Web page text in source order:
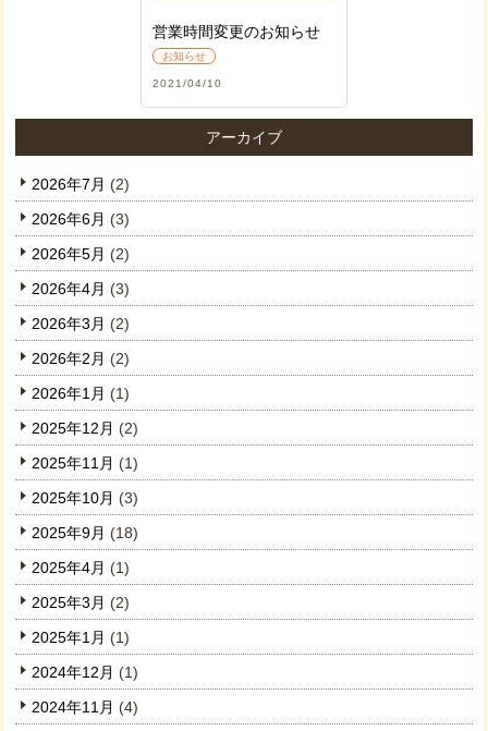
営業時間変更のお知らせ
お知らせ
2021/04/10
アーカイブ
2026年7月 (2)
2026年6月 (3)
2026年5月 (2)
2026年4月 (3)
2026年3月 (2)
2026年2月 (2)
2026年1月 (1)
2025年12月 (2)
2025年11月 (1)
2025年10月 (3)
2025年9月 (18)
2025年4月 (1)
2025年3月 (2)
2025年1月 (1)
2024年12月 (1)
2024年11月 (4)